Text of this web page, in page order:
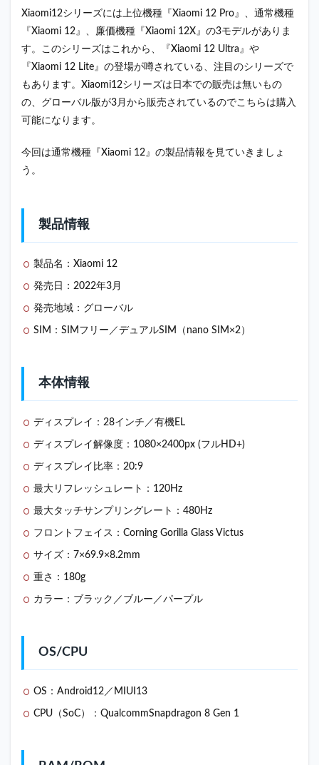
本体
情報
1.3
OS/CPU
1.4
RAM/ROM
1.5
ラ
ー
1.7
他機
能
2
ュー】
2.1
いサ
感
2.2
ゲー
ムで
の使
は少
あり
2.3
1台2
2.4
急速
充電
最高
Xiaomi12シリーズには上位機種『Xiaomi 12 Pro』、通常機種
『Xiaomi 12』、廉価機種『Xiaomi 12X』の3モデルがありま
す。このシリーズはこれから、『Xiaomi 12 Ultra』や
『Xiaomi 12 Lite』の登場が噂されている、注目のシリーズで
もあります。Xiaomi12シリーズは日本での販売は無いもの
の、グローバル版が3月から販売されているのでこちらは購入
可能になります。
今回は通常機種『Xiaomi 12』の製品情報を見ていきましょ
う。
製品情報
製品名：Xiaomi 12
発売日：2022年3月
発売地域：グローバル
SIM：SIMフリー／デュアルSIM（nano SIM×2）
本体情報
ディスプレイ：28インチ／有機EL
ディスプレイ解像度：1080×2400px (フルHD+)
ディスプレイ比率：20:9
最大リフレッシュレート：120Hz
最大タッチサンプリングレート：480Hz
フロントフェイス：Corning Gorilla Glass Victus
サイズ：7×69.9×8.2mm
重さ：180g
カラー：ブラック／ブルー／パープル
OS/CPU
OS：Android12／MIUI13
CPU（SoC）：QualcommSnapdragon 8 Gen 1